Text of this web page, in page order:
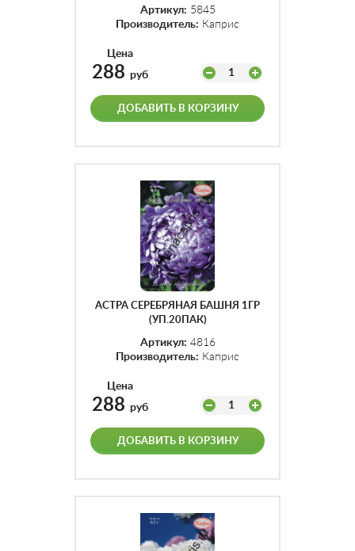
Артикул: 5845
Производитель: Каприс
Цена
288 руб 1
ДОБАВИТЬ В КОРЗИНУ
АСТРА СЕРЕБРЯНАЯ БАШНЯ 1ГР
(УП.20ПАК)
Артикул: 4816
Производитель: Каприс
Цена
288 руб 1
ДОБАВИТЬ В КОРЗИНУ